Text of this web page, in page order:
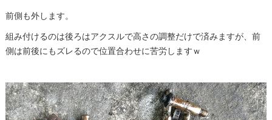
前側も外します。
組み付けるのは後ろはアクスルで高さの調整だけで済みますが、前
側は前後にもズレるので位置合わせに苦労しますｗ